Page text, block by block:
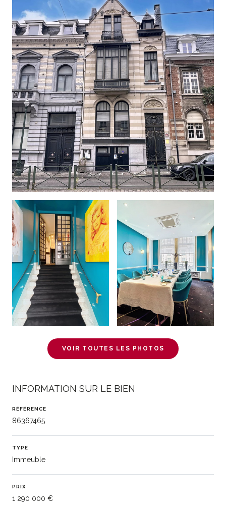
VOIR TOUTES LES PHOTOS
INFORMATION SUR LE BIEN
RÉFÉRENCE
86367465
TYPE
Immeuble
PRIX
1 290 000 €